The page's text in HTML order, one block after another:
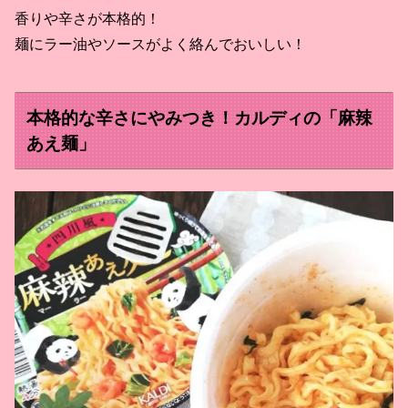
香りや辛さが本格的！
麺にラー油やソースがよく絡んでおいしい！
本格的な辛さにやみつき！カルディの「麻辣
あえ麺」